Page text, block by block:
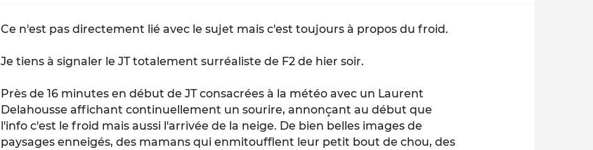
Ce n'est pas directement lié avec le sujet mais c'est toujours à propos du froid.
Je tiens à signaler le JT totalement surréaliste de F2 de hier soir.
Près de 16 minutes en début de JT consacrées à la météo avec un Laurent
Delahousse affichant continuellement un sourire, annonçant au début que
l'info c'est le froid mais aussi l'arrivée de la neige. De bien belles images de
paysages enneigés, des mamans qui enmitoufflent leur petit bout de chou, des